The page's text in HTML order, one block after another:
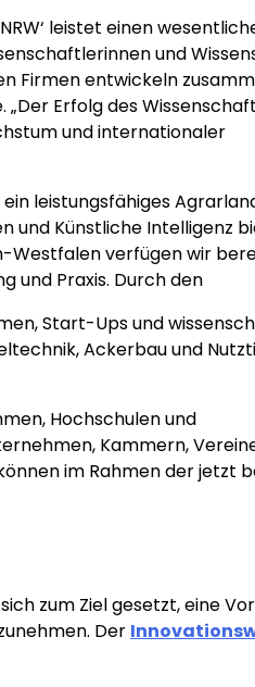
leistet einen
und
Firmen entwickeln
„Der Erfolg des
und internationaler
leistungsfähiges
und Künstliche Intelligenz
Westfalen verfügen wir
und Praxis. Durch den
Start-Ups und
Ackerbau und
Hochschulen und
Kammern,
im Rahmen der jetzt
zum Ziel gesetzt, eine
Der